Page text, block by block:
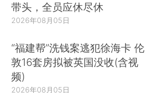
带头，全员应休尽休
2026年08月05日
“福建帮”洗钱案逃犯徐海卡 伦
敦16套房拟被英国没收(含视
频)
2026年08月05日